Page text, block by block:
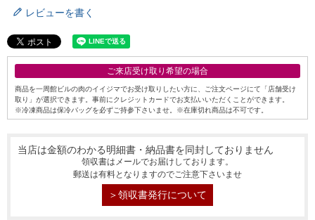
レビューを書く
ご来店受け取り希望の場合
商品を一周館ビルの肉のイイジマでお受け取りしたい方に、ご注文ページにて「店舗受け
取り」が選択できます。事前にクレジットカードでお支払いいただくことができます。
※冷凍商品は保冷バッグを必ずご持参下さいませ。※在庫切れ商品は不可です。
当店は金額のわかる明細書・納品書を同封しておりません
領収書はメールでお届けしております。
郵送は有料となりますのでご注意下さいませ
＞領収書発行について